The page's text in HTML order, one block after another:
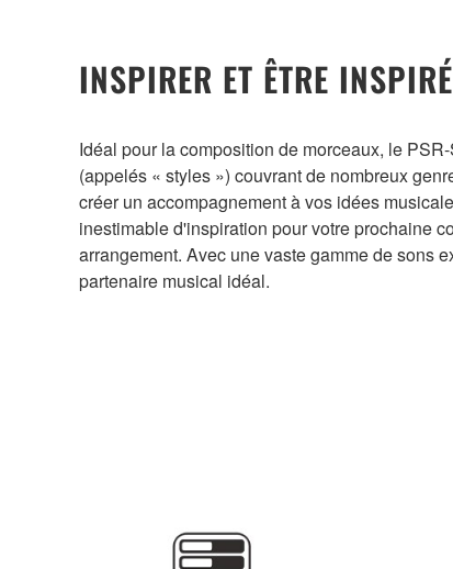
INSPIRER ET ÊTRE INSPIRÉ
Idéal pour la composition de morceaux, le
(appelés « styles ») couvrant de nombreux
créer un accompagnement à vos idées
inestimable d'inspiration pour votre prochaine
arrangement. Avec une vaste gamme de sons
partenaire musical idéal.